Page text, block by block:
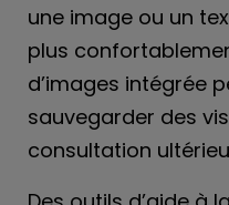
une image ou un
plus
d’images intégrée
sauvegarder des
consultation